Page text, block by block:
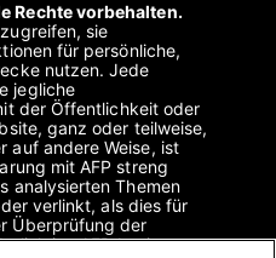
Rechte vorbehalten.
sie
für persönliche,
nutzen. Jede
jegliche
der Öffentlichkeit oder
ganz oder teilweise,
auf andere Weise, ist
mit AFP streng
analysierten Themen
verlinkt, als dies für
Überprüfung der
ist. AFP besitzt